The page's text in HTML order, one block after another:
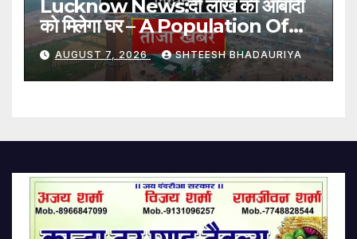
Lucknow News:दो लाख की आबादी
को मिलेगा घर – A Population Of
Two Lakh Will Get Homes
AUGUST 7, 2026 SHTEESH BHADAURIYA